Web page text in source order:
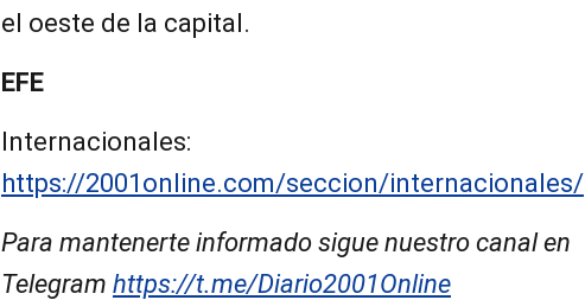
el oeste de la capital.
EFE
Internacionales:
https://2001online.com/seccion/internacionales/
Para mantenerte informado sigue nuestro canal en
Telegram https://t.me/Diario2001Online